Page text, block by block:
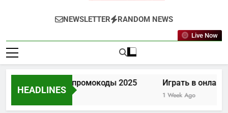
Newsminute24
Get All Updated Telugu News
NEWSLETTER RANDOM NEWS
Live Now
HEADLINES
Лев казино промокоды 2025
5 Days Ago
Играть в онлайн
1 Week Ago